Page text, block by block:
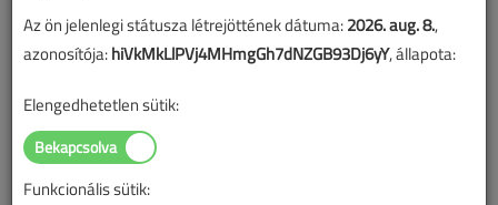
2026. január 19. | támogatott cikk |
Az ön jelenlegi státusza létrejöttének dátuma:2026. aug. 8.,
azonosítója:hiVkMkLlPVj4MHmgGh7dNZGB93Dj6yY, állapota:
Elengedhetetlen sütik:
Funkcionális sütik: